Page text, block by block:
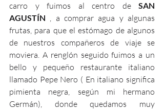
carro y fuimos al centro de SAN
AGUSTÍN , a comprar agua y algunas
frutas, para que el estómago de algunos
de nuestros compañeros de viaje se
moviera. A renglón seguido fuimos a un
bello y pequeño restaurante italiano
llamado Pepe Nero ( En italiano significa
pimienta negra, según mi hermano
Germán), donde quedamos muy